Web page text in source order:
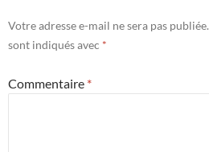
Votre adresse e-mail ne sera pas publiée.
sont indiqués avec *
Commentaire *